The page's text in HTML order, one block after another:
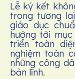
Lễ ký kết
trong tương
giáo dục
hướng tới
triển toàn
nghiệm toàn
những công
bản lĩnh.